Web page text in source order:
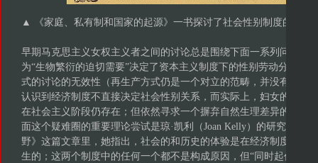
▲ 《家庭、私有制和国家的起源》一书探讨了社会性别制度的起源
早期马克思主义女权主义者之间的讨论总是围绕下面一系列问题：
为“生物繁衍的迫切需要”决定了资本主义制度下的性别劳动分工；
式的讨论的无效性（再生产方式仍是一个对立的范畴，并没有获得
认识到经济制度不直接决定社会性别关系，而实际上，妇女的从属
在社会主义阶段仍存在；但依然寻求一个摒弃自然生理差异的唯物
面这个疑难圈的重要理论尝试是琼·凯利（Joan Kelly）的研究，在
野》这篇文章里，她指出，社会的和历史的体验是在经济制度和社
生的；这两个制度中的任何一个都不是构成原因，但“同时起作用